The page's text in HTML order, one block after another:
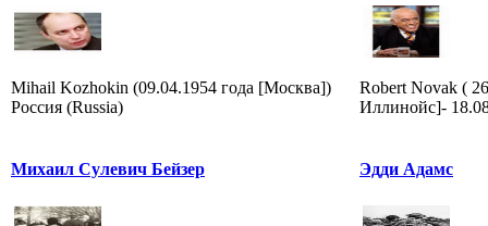
Mihail Kozhokin (09.04.1954 года [Москва])
Россия (Russia)
Robert Novak (
Иллинойс]-
Михаил Сулевич Бейзер Эдди Адамс